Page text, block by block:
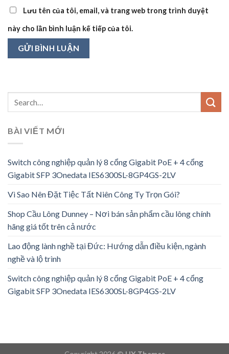
Lưu tên của tôi, email, và trang web trong trình duyệt
này cho lần bình luận kế tiếp của tôi.
BÀI VIẾT MỚI
Switch công nghiệp quản lý 8 cổng Gigabit PoE + 4 cổng
Gigabit SFP 3Onedata IES6300SL-8GP4GS-2LV
Vì Sao Nên Đặt Tiệc Tất Niên Công Ty Trọn Gói?
Shop Cầu Lông Dunney – Nơi bán sản phẩm cầu lông chính
hãng giá tốt trên cả nước
Lao động lành nghề tại Đức: Hướng dẫn điều kiện, ngành
nghề và lộ trình
Switch công nghiệp quản lý 8 cổng Gigabit PoE + 4 cổng
Gigabit SFP 3Onedata IES6300SL-8GP4GS-2LV